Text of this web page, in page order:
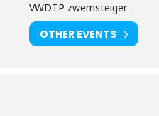
VWDTP zwemsteiger
OTHER EVENTS